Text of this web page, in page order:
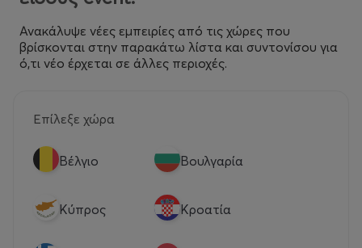
Ανακάλυψε νέες εμπειρίες από τις χώρες που
βρίσκονται στην παρακάτω λίστα και συντονίσου για
ό,τι νέο έρχεται σε άλλες περιοχές.
Επίλεξε χώρα
Βέλγιο Βουλγαρία
Κύπρος Κροατία